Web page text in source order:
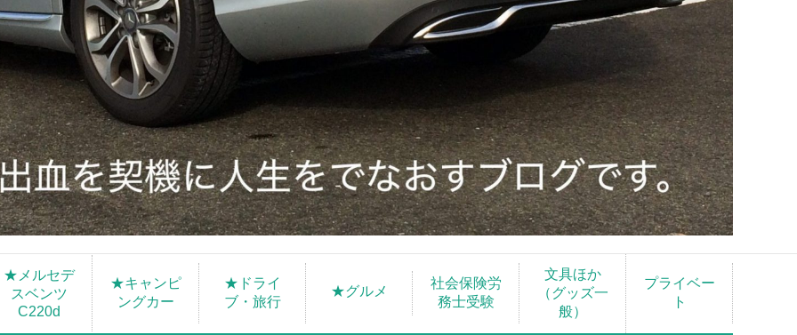
★メルセデ
スベンツ
C220d
★キャンピ
ングカー
★ドライ
ブ・旅行
★グルメ
社会保険労
務士受験
文具ほか
（グッズ一
般）
プライベー
ト